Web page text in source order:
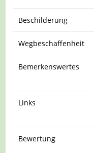
Beschilderung
Wegbeschaffenheit
Bemerkenswertes
Links
Bewertung